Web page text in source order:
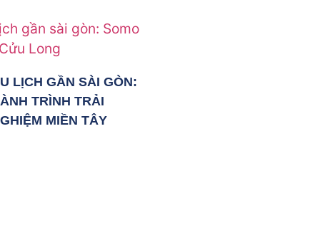
LỊCH GẦN SÀI GÒN:
TRÌNH TRẢI
MIỀN TÂY